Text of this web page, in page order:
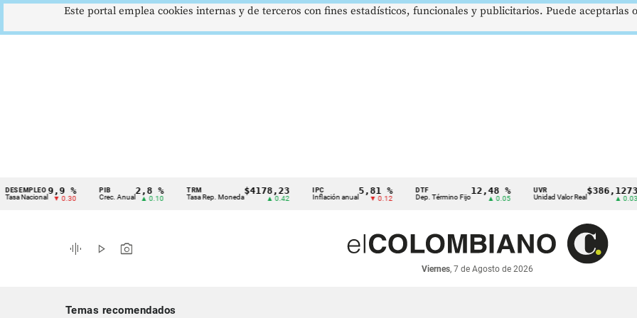
Cintillo
indicadores
económicos
9,9 %
▼ 0.30
PIB
Crec. Anual
2,8 %
▲ 0.10
TRM
Tasa Rep. Moneda
$4178,23
▲ 0.42
IPC
Inflación anual
5,81 %
▼ 0.12
DTF
Dep. Término Fijo
12,48 %
▲ 0.05
UVR
Unidad Valor Real
$386,1273
graphic_eq play_arrow photo_camera
Viernes, 7 de Agosto de 2026
Temas recomendados
Este portal emplea cookies internas y de terceros con fines estadísticos, funcionales y publicitarios. Puede aceptarlas